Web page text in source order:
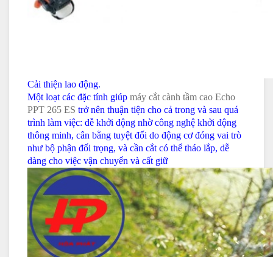
Cải thiện lao động.
Một loạt các đặc tính giúp máy cắt cành tầm cao Echo
PPT 265 ES trở nên thuận tiện cho cả trong và sau quá
trình làm việc: dễ khởi động nhờ công nghệ khởi động
thông minh, cân bằng tuyệt đối do động cơ đóng vai trò
như bộ phận đối trọng, và cần cắt có thể tháo lắp, dễ
dàng cho việc vận chuyển và cất giữ